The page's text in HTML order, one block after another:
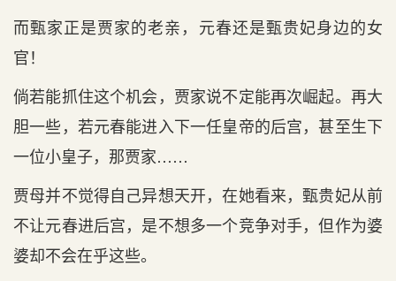
而甄家正是贾家的老亲，元春还是甄贵妃身边的女
官！
倘若能抓住这个机会，贾家说不定能再次崛起。再大
胆一些，若元春能进入下一任皇帝的后宫，甚至生下
一位小皇子，那贾家……
贾母并不觉得自己异想天开，在她看来，甄贵妃从前
不让元春进后宫，是不想多一个竞争对手，但作为婆
婆却不会在乎这些。